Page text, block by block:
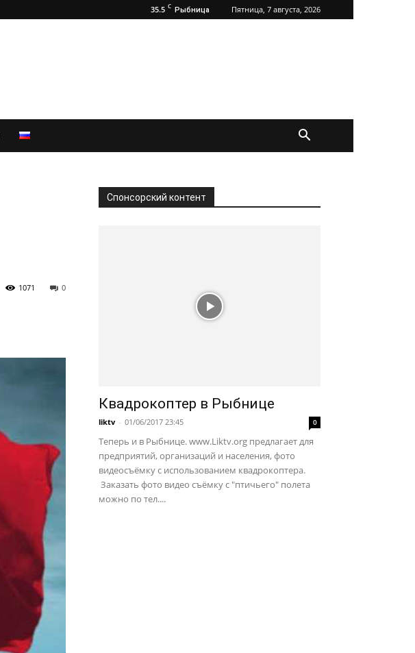
35.5 C Рыбница Пятница, 7 августа, 2026
0
1071
Спонсорский контент
Квадрокоптер в Рыбнице
liktv - 01/06/2017 23:45 0
Теперь и в Рыбнице. www.Liktv.org предлагает для
предприятий, организаций и населения, фото
видеосъёмку с использованием квадрокоптера.
Заказать фото видео съёмку с "птичьего" полета
можно по тел....